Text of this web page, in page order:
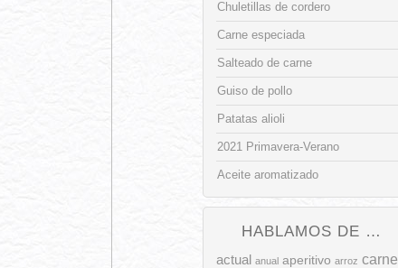
Chuletillas de cordero
Carne especiada
Salteado de carne
Guiso de pollo
Patatas alioli
2021 Primavera-Verano
Aceite aromatizado
HABLAMOS DE …
actual anual aperitivo arroz carne